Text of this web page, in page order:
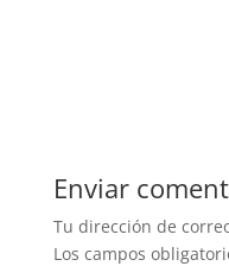
Enviar
Tu dirección de
Los campos